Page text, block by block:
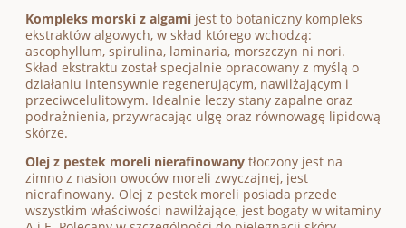
Kompleks morski z algami jest to botaniczny kompleks
ekstraktów algowych, w skład którego wchodzą:
ascophyllum, spirulina, laminaria, morszczyn ni nori.
Skład ekstraktu został specjalnie opracowany z myślą o
działaniu intensywnie regenerującym, nawilżającym i
przeciwcelulitowym. Idealnie leczy stany zapalne oraz
podrażnienia, przywracając ulgę oraz równowagę lipidową
skórze.
Olej z pestek moreli nierafinowany tłoczony jest na
zimno z nasion owoców moreli zwyczajnej, jest
nierafinowany. Olej z pestek moreli posiada przede
wszystkim właściwości nawilżające, jest bogaty w witaminy